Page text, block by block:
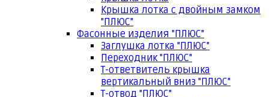
Крышка лотка с двойным замком
"ПЛЮС"
Фасонные изделия "ПЛЮС"
Заглушка лотка "ПЛЮС"
Переходник "ПЛЮС"
Т-ответвитель крышка
вертикальный вниз "ПЛЮС"
Т-отвод "ПЛЮС"